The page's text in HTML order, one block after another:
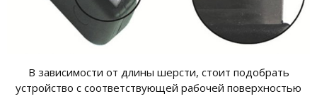
В зависимости от длины шерсти, стоит подобрать
устройство с соответствующей рабочей поверхностью